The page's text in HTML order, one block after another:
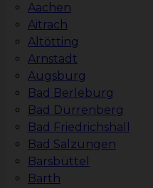
Aachen
Aitrach
Altötting
Arnstadt
Augsburg
Bad Berleburg
Bad Dürrenberg
Bad Friedrichshall
Bad Salzungen
Barsbüttel
Barth